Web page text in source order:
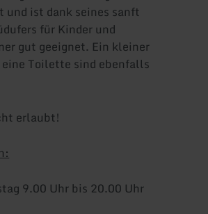
und ist dank seines sanft
für Kinder und
gut geeignet. Ein kleiner
Toilette sind ebenfalls
erlaubt!
9.00 Uhr bis 20.00 Uhr